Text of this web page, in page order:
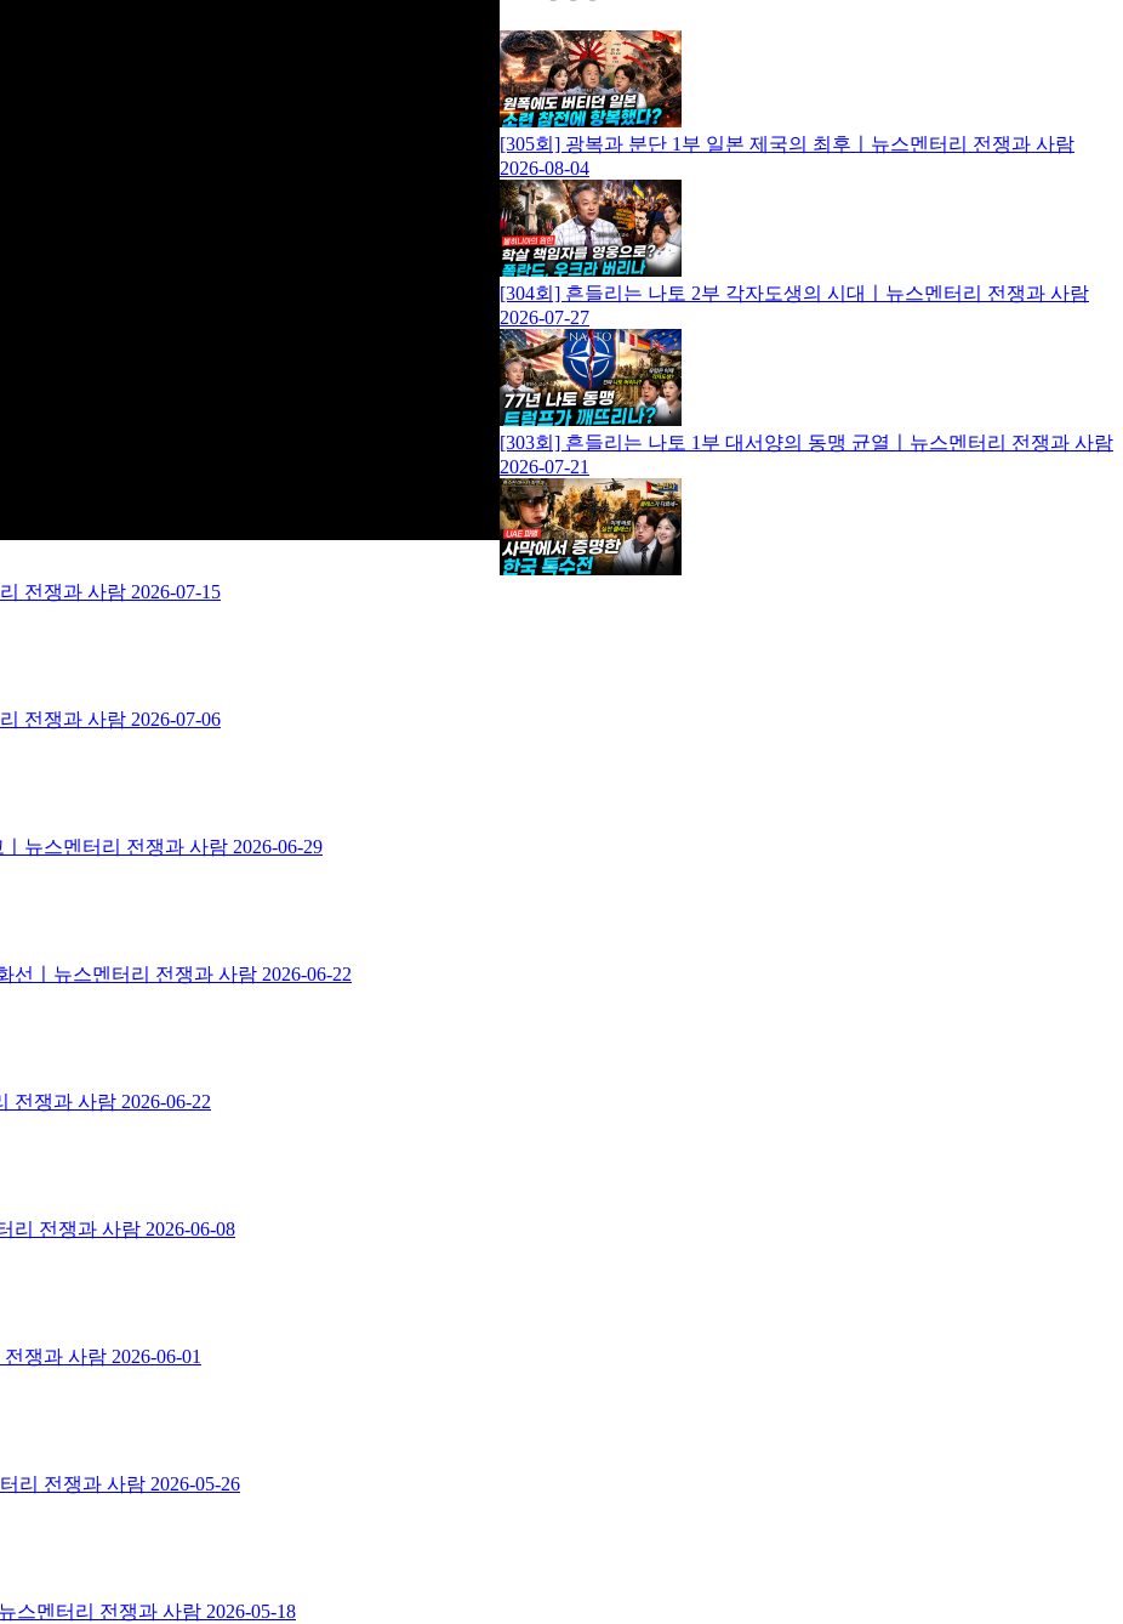
[305회] 광복과 분단 1부 일본 제국의 최후ㅣ뉴스멘터리 전쟁과 사람
2026-08-04
[304회] 흔들리는 나토 2부 각자도생의 시대ㅣ뉴스멘터리 전쟁과 사람
2026-07-27
[303회] 흔들리는 나토 1부 대서양의 동맹 균열ㅣ뉴스멘터리 전쟁과 사람
2026-07-21
전쟁과 사람 2026-07-15
전쟁과 사람 2026-07-06
뉴스멘터리 전쟁과 사람 2026-06-29
선ㅣ뉴스멘터리 전쟁과 사람 2026-06-22
전쟁과 사람 2026-06-22
리 전쟁과 사람 2026-06-08
전쟁과 사람 2026-06-01
리 전쟁과 사람 2026-05-26
스멘터리 전쟁과 사람 2026-05-18